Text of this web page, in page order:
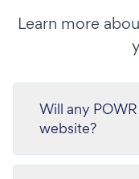
Learn more
Will any
website?